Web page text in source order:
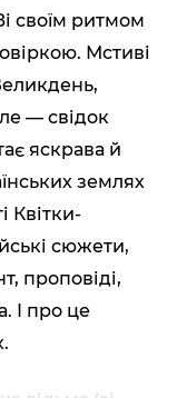
своїм ритмом
Мстиві
— свідок
яскрава й
землях
Квітки-
сюжети,
проповіді,
І про це